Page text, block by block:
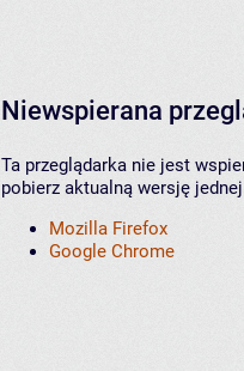
Niewspierana
Ta przeglądarka nie jest
pobierz aktualną wersję
Mozilla Firefox
Google Chrome